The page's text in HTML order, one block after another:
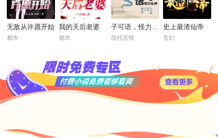
无敌从许愿开始
都市
我的天后老婆
都市 现代言情
史上最渣仙帝
玄幻